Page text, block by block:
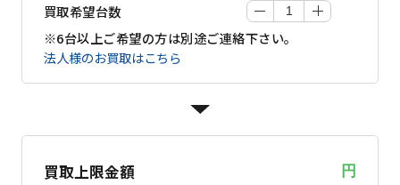
買取希望台数
※6台以上ご希望の方は別途ご連絡下さい。
法人様のお買取はこちら
買取上限金額 円